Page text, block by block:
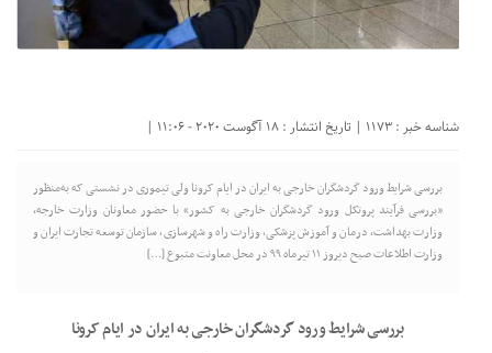
شناسه خبر : 1173 | تاریخ انتشار : 18 آگوست 2020 - 11:06 |
بررسی شرایط ورود گردشگران خارجی به ایران در ایام کرونا ولی تیموری در نشستی که به‌منظور
«بررسی فرآیند پروتکل ورود گردشگران خارجی به کشور» با حضور معاونان وزارت خارجه،
وزارت بهداشت، درمان و آموزش پزشکی، وزارت راه و شهرسازی، سازمان توسعه تجارت ایران و
وزارت اطلاعات صبح دیروز ۱۱ تیرماه ۹۹ در محل معاونت متبوع […]
بررسی شرایط ورود گردشگران خارجی به ایران در ایام کرونا